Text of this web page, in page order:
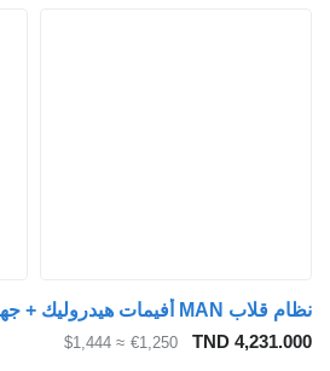
TND 4,231.000
€1,250
≈ $1,444